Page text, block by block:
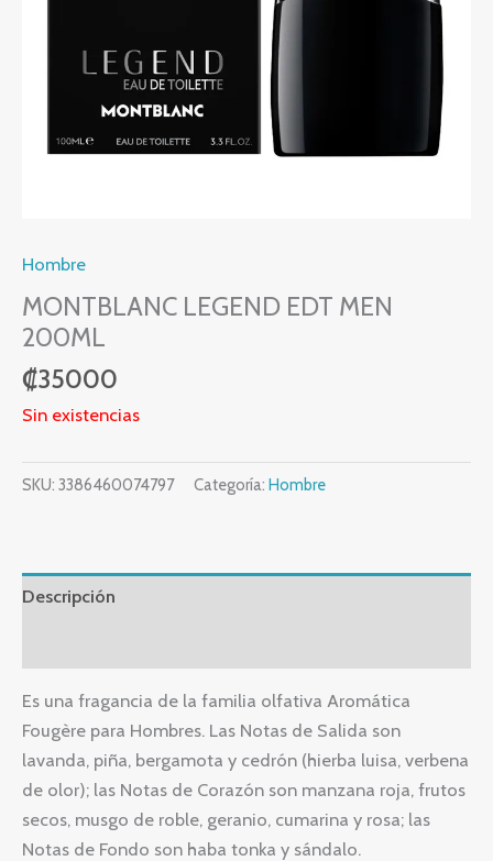
Hombre
MONTBLANC LEGEND EDT MEN
200ML
₡35000
Sin existencias
SKU: 3386460074797 Categoría: Hombre
Descripción
Es una fragancia de la familia olfativa Aromática
Fougère para Hombres. Las Notas de Salida son
lavanda, piña, bergamota y cedrón (hierba luisa, verbena
de olor); las Notas de Corazón son manzana roja, frutos
secos, musgo de roble, geranio, cumarina y rosa; las
Notas de Fondo son haba tonka y sándalo.